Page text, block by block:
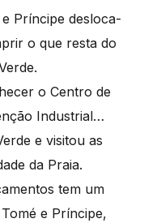
Príncipe desloca-
o que resta do
o Centro de
Industrial…
e visitou as
da Praia.
tem um
e Príncipe,